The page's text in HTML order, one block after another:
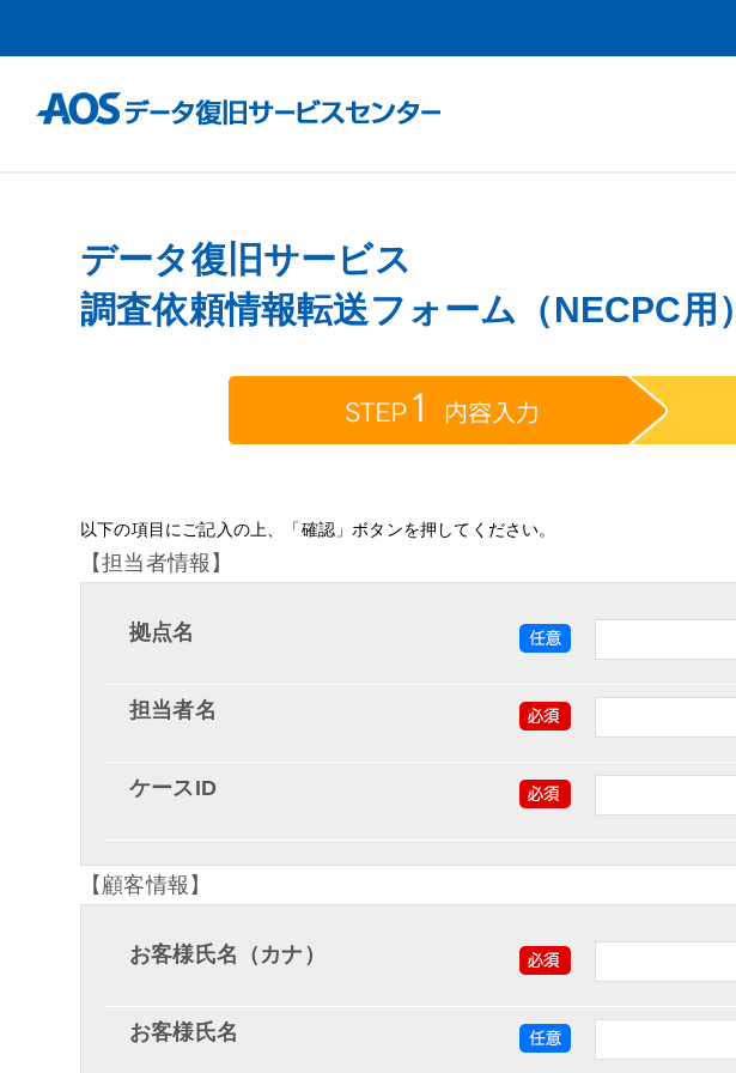
データ復旧サービス
調査依頼情報転送フォーム（NECPC用）
以下の項目にご記入の上、「確認」ボタンを押してください。
【担当者情報】
拠点名
担当者名
ケースID
【顧客情報】
お客様氏名（カナ）
お客様氏名